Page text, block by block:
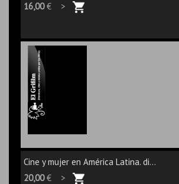
16,00€ >
Cine y mujer en América Latina. di...
20,00€ >